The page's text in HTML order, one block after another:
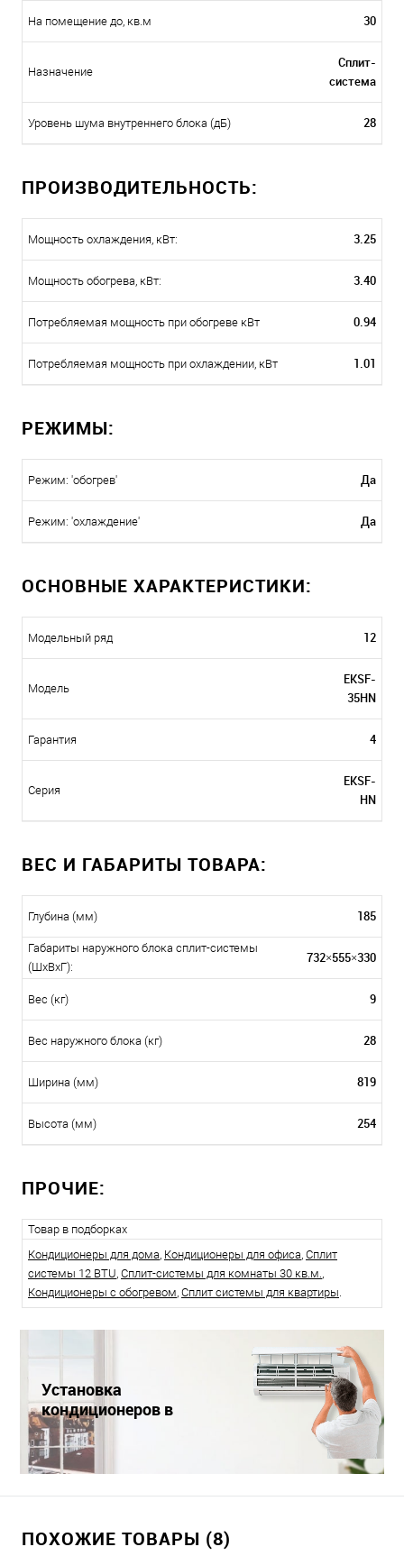
На помещение до, кв.м 30
Назначение
Сплит-
система
Уровень шума внутреннего блока (дБ) 28
ПРОИЗВОДИТЕЛЬНОСТЬ:
Мощность охлаждения, кВт: 3.25
Мощность обогрева, кВт: 3.40
Потребляемая мощность при обогреве кВт 0.94
Потребляемая мощность при охлаждении, кВт 1.01
РЕЖИМЫ:
Режим: 'обогрев' Да
Режим: 'охлаждение' Да
ОСНОВНЫЕ ХАРАКТЕРИСТИКИ:
Модельный ряд 12
Модель
EKSF-
35HN
Гарантия 4
Серия
EKSF-
HN
ВЕС И ГАБАРИТЫ ТОВАРА:
Глубина (мм) 185
Габариты наружного блока сплит-системы
(ШxВxГ):
732×555×330
Вес (кг) 9
Вес наружного блока (кг) 28
Ширина (мм) 819
Высота (мм) 254
ПРОЧИЕ:
Товар в подборках
Кондиционеры для дома, Кондиционеры для офиса, Сплит
системы 12 BTU, Сплит-системы для комнаты 30 кв.м.,
Кондиционеры с обогревом, Сплит системы для квартиры.
Установка
кондиционеров в
Краснодаре
ПОХОЖИЕ ТОВАРЫ (8)